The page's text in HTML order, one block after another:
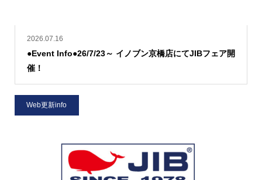
2026.07.16
●Event Info●26/7/23～ イノブン京橋店にてJIBフェア開
催！
Web更新info